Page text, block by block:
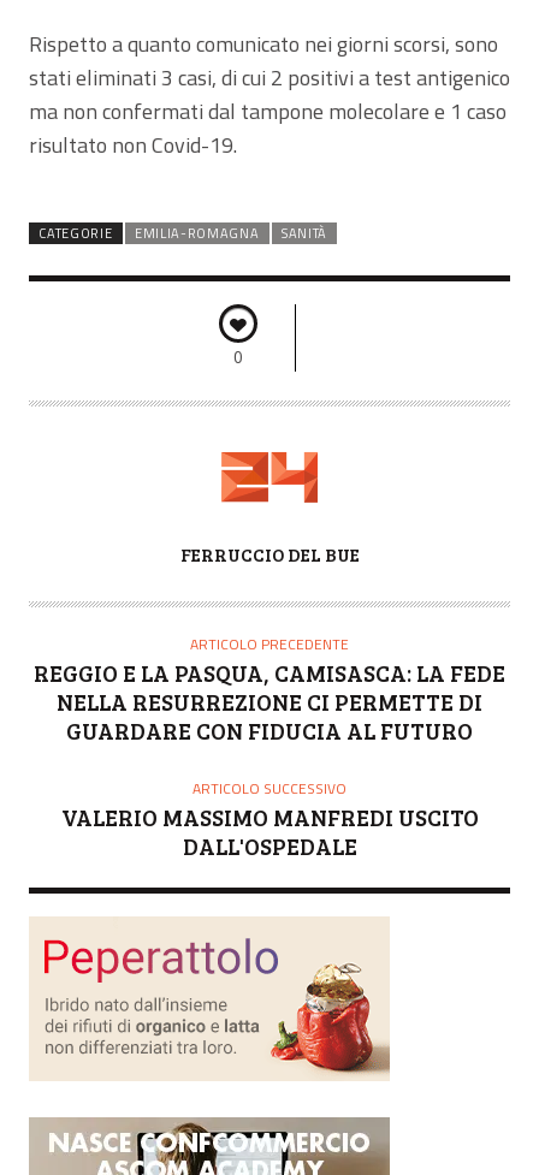
Rispetto a quanto comunicato nei giorni scorsi, sono
stati eliminati 3 casi, di cui 2 positivi a test antigenico
ma non confermati dal tampone molecolare e 1 caso
risultato non Covid-19.
CATEGORIE EMILIA-ROMAGNA SANITÀ
0
T
R
FERRUCCIO DEL BUE
ARTICOLO PRECEDENTE
REGGIO E LA PASQUA, CAMISASCA: LA FEDE
NELLA RESURREZIONE CI PERMETTE DI
GUARDARE CON FIDUCIA AL FUTURO
ARTICOLO SUCCESSIVO
VALERIO MASSIMO MANFREDI USCITO
DALL'OSPEDALE